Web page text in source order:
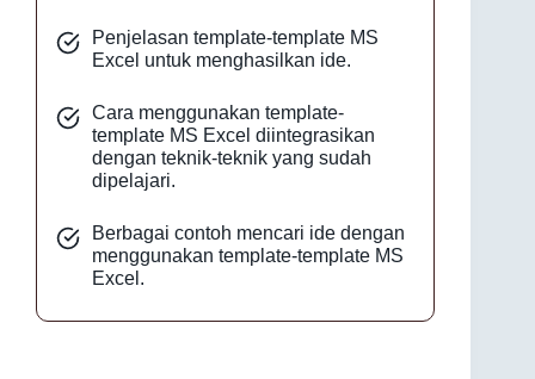
Penjelasan template-template MS
Excel untuk menghasilkan ide.
Cara menggunakan template-
template MS Excel diintegrasikan
dengan teknik-teknik yang sudah
dipelajari.
Berbagai contoh mencari ide dengan
menggunakan template-template MS
Excel.